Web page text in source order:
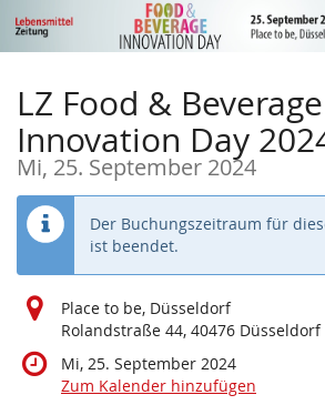
Zum
Haupt-
LZ Food & Beverage
Innovation Day
Mi, 25. September 2024
Der Buchungszeitraum für
ist beendet.
Place to be, Düsseldorf
Rolandstraße 44, 40476 Düsseldorf
Mi, 25. September 2024
Zum Kalender hinzufügen